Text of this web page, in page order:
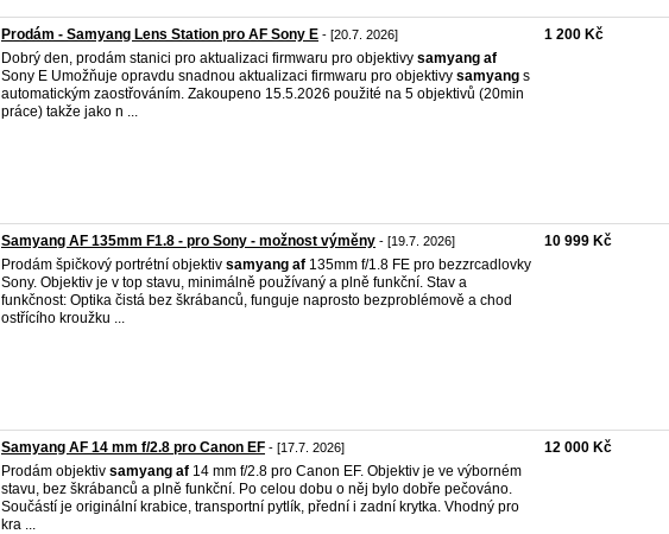
Prodám - Samyang Lens Station pro AF Sony E - [20.7. 2026]
Dobrý den, prodám stanici pro aktualizaci firmwaru pro objektivy samyang af
Sony E Umožňuje opravdu snadnou aktualizaci firmwaru pro objektivy samyang s
automatickým zaostřováním. Zakoupeno 15.5.2026 použité na 5 objektivů (20min
práce) takže jako n ...
1 200 Kč
Samyang AF 135mm F1.8 - pro Sony - možnost výměny - [19.7. 2026]
Prodám špičkový portrétní objektiv samyang af 135mm f/1.8 FE pro bezzrcadlovky
Sony. Objektiv je v top stavu, minimálně používaný a plně funkční. Stav a
funkčnost: Optika čistá bez škrábanců, funguje naprosto bezproblémově a chod
ostřícího kroužku ...
10 999 Kč
Samyang AF 14 mm f/2.8 pro Canon EF - [17.7. 2026]
Prodám objektiv samyang af 14 mm f/2.8 pro Canon EF. Objektiv je ve výborném
stavu, bez škrábanců a plně funkční. Po celou dobu o něj bylo dobře pečováno.
Součástí je originální krabice, transportní pytlík, přední i zadní krytka. Vhodný pro
kra ...
12 000 Kč